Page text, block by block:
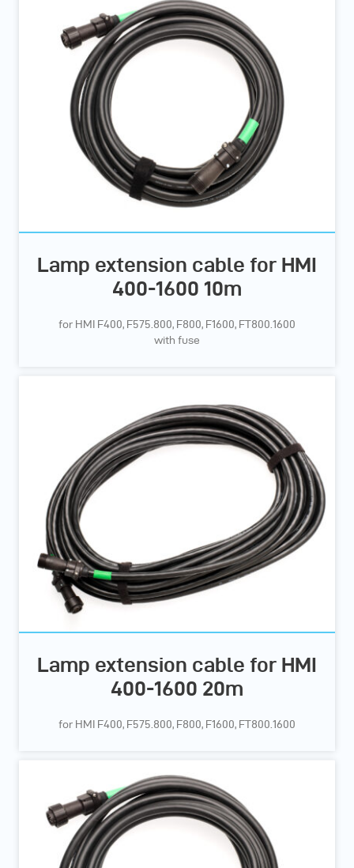
Lamp extension cable for HMI
400-1600 10m
for HMI F400, F575.800, F800, F1600, FT800.1600
with fuse
Lamp extension cable for HMI
400-1600 20m
for HMI F400, F575.800, F800, F1600, FT800.1600